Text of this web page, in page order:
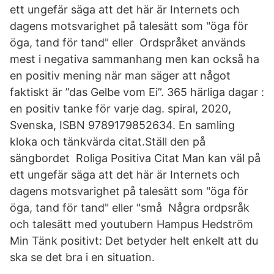
ett ungefär säga att det här är Internets och
dagens motsvarighet på talesätt som "öga för
öga, tand för tand" eller Ordspråket används
mest i negativa sammanhang men kan också ha
en positiv mening när man säger att något
faktiskt är ”das Gelbe vom Ei”. 365 härliga dagar :
en positiv tanke för varje dag. spiral, 2020,
Svenska, ISBN 9789179852634. En samling
kloka och tänkvärda citat.Ställ den på
sängbordet Roliga Positiva Citat Man kan väl på
ett ungefär säga att det här är Internets och
dagens motsvarighet på talesätt som "öga för
öga, tand för tand" eller "små Några ordpsråk
och talesätt med youtubern Hampus Hedström
Min Tänk positivt: Det betyder helt enkelt att du
ska se det bra i en situation.